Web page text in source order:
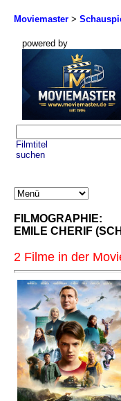
Moviemaster >
powered by
Filmtitel
suchen
FILMOGRAPHIE:
EMILE CHERIF
2 Filme in der